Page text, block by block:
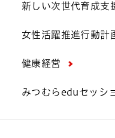
新しい次世代育成支
女性活躍推進行動計
健康経営
みつむらeduセッシ